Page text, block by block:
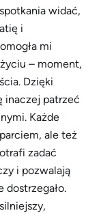
widać,
i
mi
– moment,
Dzięki
inaczej patrzeć
Każde
ale też
zadać
i pozwalają